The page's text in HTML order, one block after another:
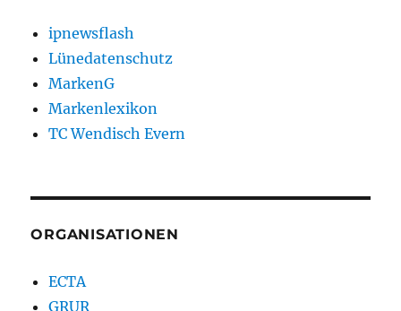
ipnewsflash
Lünedatenschutz
MarkenG
Markenlexikon
TC Wendisch Evern
ORGANISATIONEN
ECTA
GRUR